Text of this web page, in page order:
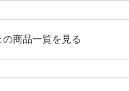
の商品一覧を見る